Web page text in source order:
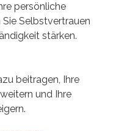
persönliche
Selbstvertrauen
stärken.
beitragen, Ihre
und Ihre